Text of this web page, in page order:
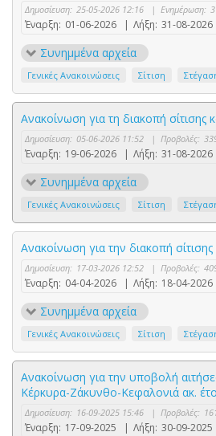
Δημοσίευση: 25-05-2026 12:16 | Ενημέρωση:
Έναρξη: 01-06-2026 | Λήξη: 31-08-2026
Συνημμένα αρχεία
Γενικές Ανακοινώσεις Σίτιση
Ανακοίνωση για τη διακοπή
Δημοσίευση: 05-06-2026 11:52 | Προβολές:
Έναρξη: 19-06-2026 | Λήξη: 31-08-2026
Συνημμένα αρχεία
Γενικές Ανακοινώσεις Σίτιση
Ανακοίνωση για την διακοπή
Δημοσίευση: 17-03-2026 12:52 | Προβολές:
Έναρξη: 04-04-2026 | Λήξη: 18-04-2026
Συνημμένα αρχεία
Γενικές Ανακοινώσεις Σίτιση
Ανακοίνωση για την υποβολή
Κέρκυρα-Ζάκυνθο-Κεφαλονιά ακ.
Δημοσίευση: 16-09-2025 15:46 | Προβολές:
Έναρξη: 17-09-2025 | Λήξη: 30-09-2025